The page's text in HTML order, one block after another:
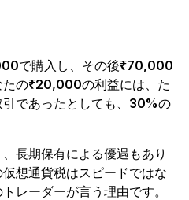
で購入し、その後₹70,000
たの₹20,000の利益には、た
であったとしても、 30%の
長期保有による優遇もあり
想通貨税はスピードではな
レーダーが言う理由です。